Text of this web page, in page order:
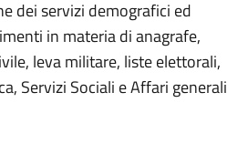
dei servizi demografici ed
in materia di anagrafe,
leva militare, liste elettorali,
Servizi Sociali e Affari generali